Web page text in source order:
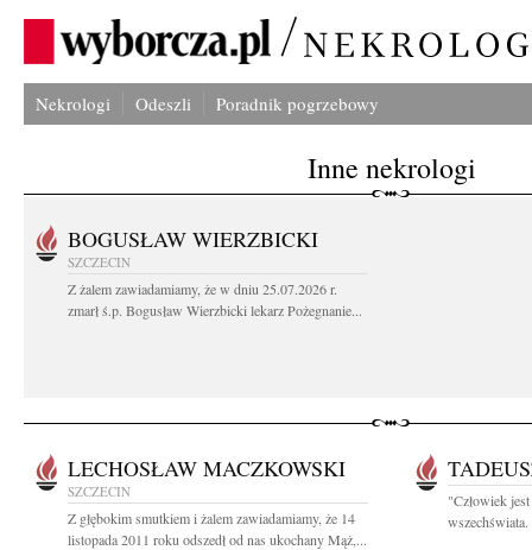
Nekrologi Odeszli Poradnik pogrzebowy
Inne nekrologi
BOGUSŁAW WIERZBICKI
SZCZECIN
Z żalem zawiadamiamy, że w dniu 25.07.2026 r.
zmarł ś.p. Bogusław Wierzbicki lekarz Pożegnanie...
LECHOSŁAW MACZKOWSKI
SZCZECIN
Z głębokim smutkiem i żalem zawiadamiamy, że 14
listopada 2011 roku odszedł od nas ukochany Mąż,...
"Człowiek